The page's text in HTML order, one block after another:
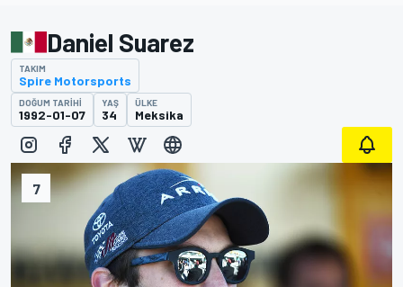
7
Daniel Suarez
TAKIM
Spire Motorsports
DOĞUM TARIHI
1992-01-07
YAŞ
34
ÜLKE
Meksika